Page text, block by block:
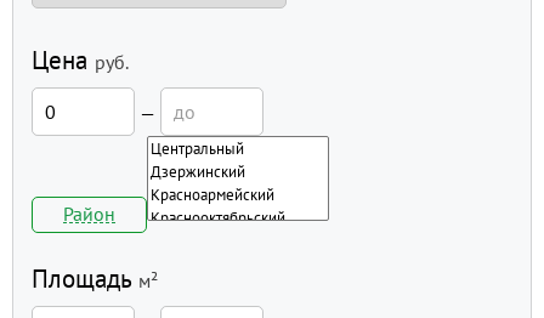
Цена руб.
—
Район
Площадь м²